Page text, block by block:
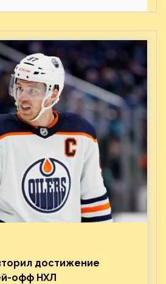
финала
достижение
офф НХЛ